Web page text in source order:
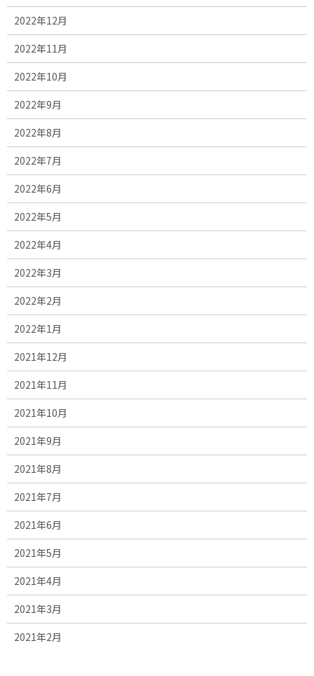
2022年12月
2022年11月
2022年10月
2022年9月
2022年8月
2022年7月
2022年6月
2022年5月
2022年4月
2022年3月
2022年2月
2022年1月
2021年12月
2021年11月
2021年10月
2021年9月
2021年8月
2021年7月
2021年6月
2021年5月
2021年4月
2021年3月
2021年2月